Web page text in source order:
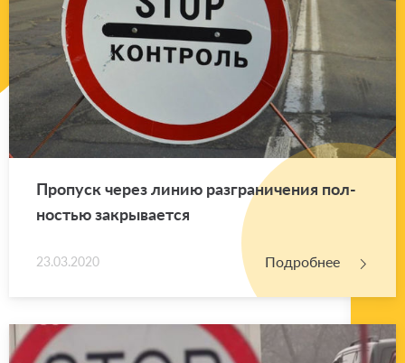
Про­пуск через линию раз­гра­ни­че­ния пол­
но­стью за­кры­ва­ет­ся
23.03.2020 Подробнее